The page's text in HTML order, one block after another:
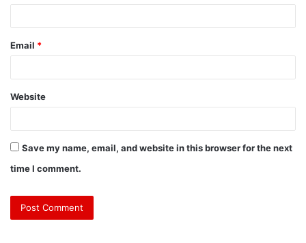
Email *
Website
Save my name, email, and website in this browser for the next
time I comment.